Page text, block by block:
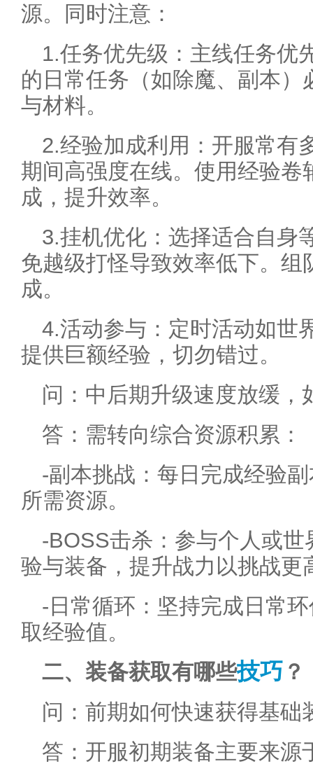
源。同时注意：
1.任务优先级：主线任务优
的日常任务（如除魔、副本
与材料。
2.经验加成利用：开服常有
期间高强度在线。使用经验卷
成，提升效率。
3.挂机优化：选择适合自身
免越级打怪导致效率低下。组
成。
4.活动参与：定时活动如世
提供巨额经验，切勿错过。
问：中后期升级速度放缓，
答：需转向综合资源积累：
-副本挑战：每日完成经验
所需资源。
-BOSS击杀：参与个人或
验与装备，提升战力以挑战更
-日常循环：坚持完成日常
取经验值。
二、装备获取有哪些技巧 ？
问：前期如何快速获得基础
答：开服初期装备主要来源